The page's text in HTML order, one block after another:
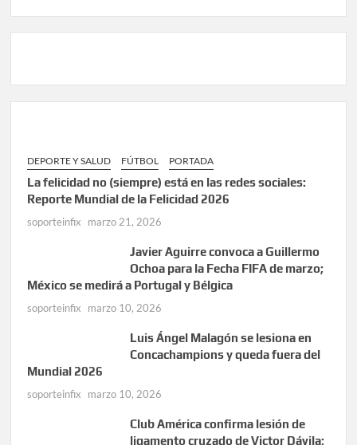
DEPORTE Y SALUD FÚTBOL PORTADA
La felicidad no (siempre) está en las redes sociales:
Reporte Mundial de la Felicidad 2026
soporteinfix marzo 21, 2026
Javier Aguirre convoca a Guillermo
Ochoa para la Fecha FIFA de marzo;
México se medirá a Portugal y Bélgica
soporteinfix marzo 10, 2026
Luis Ángel Malagón se lesiona en
Concachampions y queda fuera del
Mundial 2026
soporteinfix marzo 10, 2026
Club América confirma lesión de
ligamento cruzado de Victor Dávila;